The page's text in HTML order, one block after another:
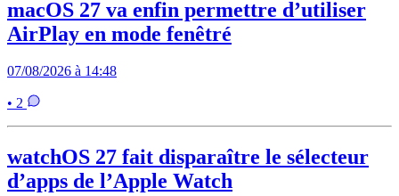
macOS 27 va enfin permettre d’utiliser
AirPlay en mode fenêtré
07/08/2026 à 14:48
• 2
watchOS 27 fait disparaître le sélecteur
d’apps de l’Apple Watch